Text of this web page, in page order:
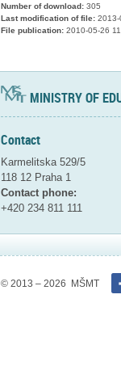
Number of download:305
Last modification of file:2013-
File publication:2010-05-26
MINISTRY OF
Contact
Karmelitska 529/5
118 12 Praha 1
Contact phone:
+420 234 811 111
© 2013 – 2026 MŠMT